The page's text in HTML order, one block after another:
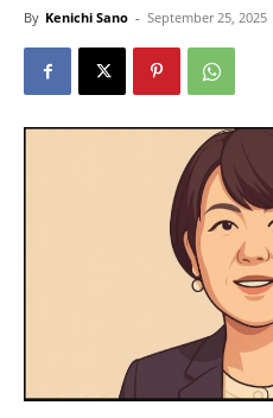
By Kenichi Sano - September 25, 2025